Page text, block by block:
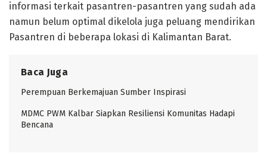
informasi terkait pasantren-pasantren yang sudah ada
namun belum optimal dikelola juga peluang mendirikan
Pasantren di beberapa lokasi di Kalimantan Barat.
Baca Juga
Perempuan Berkemajuan Sumber Inspirasi
MDMC PWM Kalbar Siapkan Resiliensi Komunitas Hadapi
Bencana